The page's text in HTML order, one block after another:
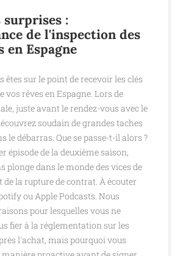
:
de l'inspection des
en Espagne
êtes sur le point de recevoir les clés
vos rêves en Espagne. Lors de
juste avant le rendez-vous avec le
soudain de grandes taches
le débarras. Que se passe-t-il alors ?
épisode de la deuxième saison,
plonge dans le monde des vices de
la rupture de contrat. À écouter
ou Apple Podcasts. Nous
pour lesquelles vous ne
fier à la réglementation sur les
l'achat, mais pourquoi vous